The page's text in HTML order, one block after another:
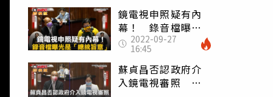
鏡電視申照疑有內
幕！ 錄音檔曝光
是「總統旨意」
2022-09-27
16:45
蘇貞昌否認政府介
入鏡電視審照 強